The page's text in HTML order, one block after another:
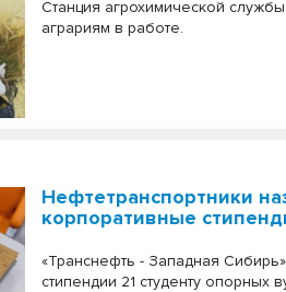
Станция агрохимической
аграриям в работе.
Нефтетранспортники
корпоративные
«Транснефть - Западная
стипендии 21 студенту опорных